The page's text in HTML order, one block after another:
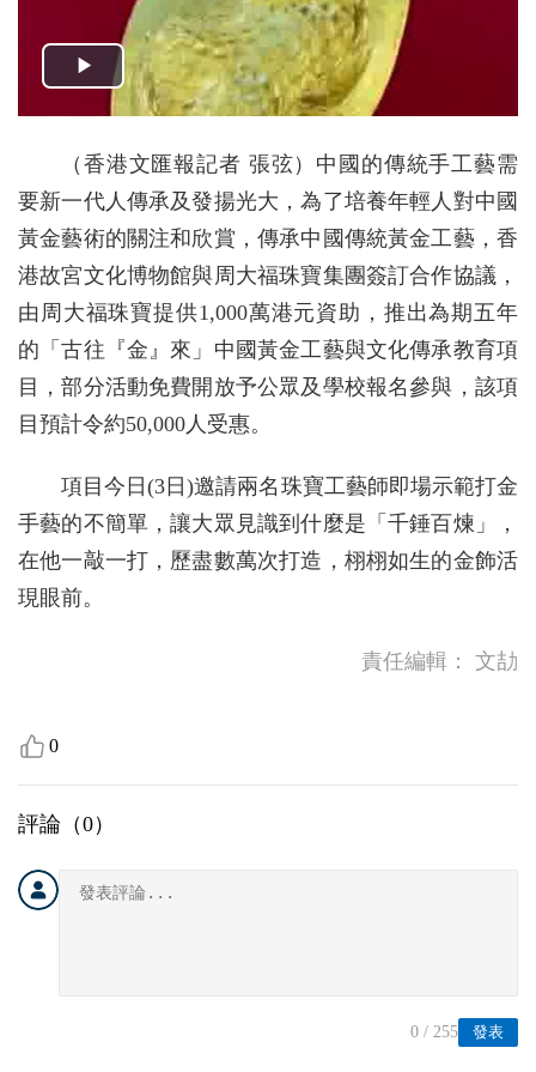
（香港文匯報記者 張弦）中國的傳統手工藝需
要新一代人傳承及發揚光大，為了培養年輕人對中國
黃金藝術的關注和欣賞，傳承中國傳統黃金工藝，香
港故宮文化博物館與周大福珠寶集團簽訂合作協議，
由周大福珠寶提供1,000萬港元資助，推出為期五年
的「古往『金』來」中國黃金工藝與文化傳承教育項
目，部分活動免費開放予公眾及學校報名參與，該項
目預計令約50,000人受惠。
項目今日(3日)邀請兩名珠寶工藝師即場示範打金
手藝的不簡單，讓大眾見識到什麼是「千錘百煉」，
在他一敲一打，歷盡數萬次打造，栩栩如生的金飾活
現眼前。
責任編輯： 文劼
0
評論（0）
發表
0 / 255